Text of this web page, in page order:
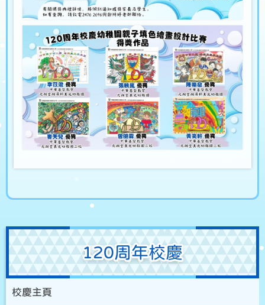
120周年校慶
校慶主頁